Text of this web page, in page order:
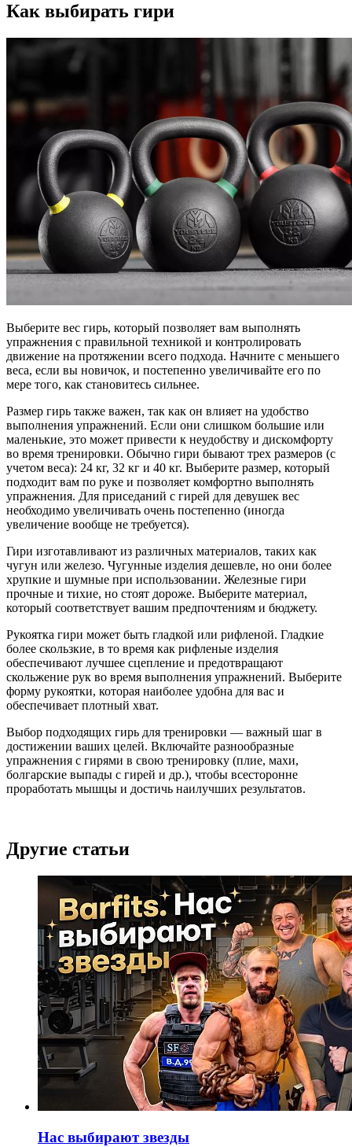
Как выбирать гири
Выберите вес гирь, который позволяет вам выполнять
упражнения с правильной техникой и контролировать
движение на протяжении всего подхода. Начните с меньшего
веса, если вы новичок, и постепенно увеличивайте его по
мере того, как становитесь сильнее.
Размер гирь также важен, так как он влияет на удобство
выполнения упражнений. Если они слишком большие или
маленькие, это может привести к неудобству и дискомфорту
во время тренировки. Обычно гири бывают трех размеров (с
учетом веса): 24 кг, 32 кг и 40 кг. Выберите размер, который
подходит вам по руке и позволяет комфортно выполнять
упражнения. Для приседаний с гирей для девушек вес
необходимо увеличивать очень постепенно (иногда
увеличение вообще не требуется).
Гири изготавливают из различных материалов, таких как
чугун или железо. Чугунные изделия дешевле, но они более
хрупкие и шумные при использовании. Железные гири
прочные и тихие, но стоят дороже. Выберите материал,
который соответствует вашим предпочтениям и бюджету.
Рукоятка гири может быть гладкой или рифленой. Гладкие
более скользкие, в то время как рифленые изделия
обеспечивают лучшее сцепление и предотвращают
скольжение рук во время выполнения упражнений. Выберите
форму рукоятки, которая наиболее удобна для вас и
обеспечивает плотный хват.
Выбор подходящих гирь для тренировки — важный шаг в
достижении ваших целей. Включайте разнообразные
упражнения с гирями в свою тренировку (плие, махи,
болгарские выпады с гирей и др.), чтобы всесторонне
проработать мышцы и достичь наилучших результатов.
Другие статьи
Нас выбирают звезды